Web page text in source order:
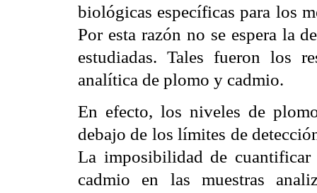
biológicas específicas para los
Por esta razón no se espera la
estudiadas. Tales fueron los
analítica de plomo y cadmio.
En efecto, los niveles de
debajo de los límites de
La imposibilidad de
cadmio en las muestras